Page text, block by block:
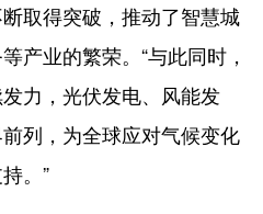
取得突破，推动了智慧城
产业的繁荣。“与此同时，
力，光伏发电、风能发
列，为全球应对气候变化
。”